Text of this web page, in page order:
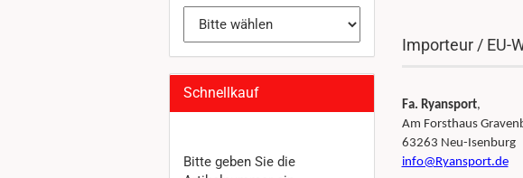
Importeur / EU-
Fa. Ryansport,
Am Forsthaus
63263 Neu-Isenburg
info@Ryansport.de
Schnellkauf
BITTE
Bitte geben Sie die